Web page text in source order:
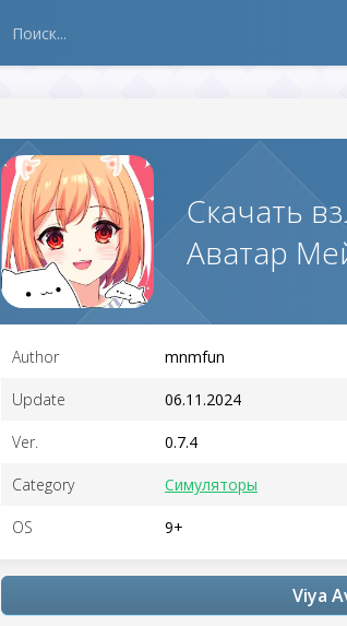
Скачать
Аватар
Author mnmfun
Update 06.11.2024
Ver. 0.7.4
Category Симуляторы
OS 9+
Viya